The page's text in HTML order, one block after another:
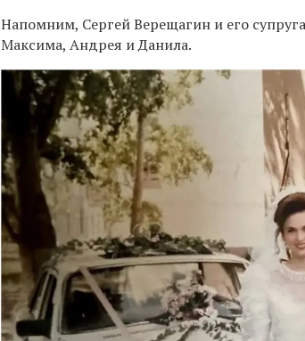
Напомним, Сергей Верещагин и его
Максима, Андрея и Данила.